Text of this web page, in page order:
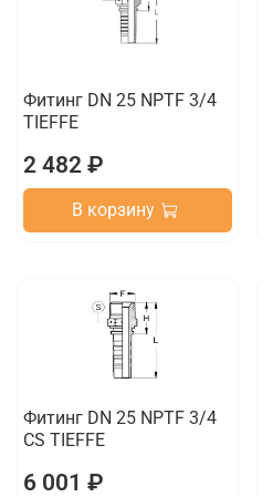
Фитинг DN 25 NPTF 3/4
TIEFFE
2 482 ₽
В корзину
Фитинг DN 25 NPTF 3/4
CS TIEFFE
6 001 ₽